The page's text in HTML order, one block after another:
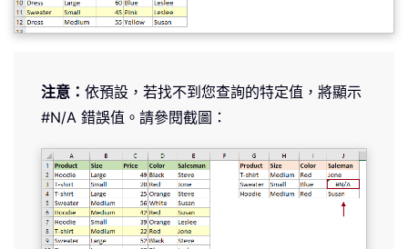
注意： 依預設，若找不到您查詢的特定值，將顯示
#N/A 錯誤值。請參閱截圖：